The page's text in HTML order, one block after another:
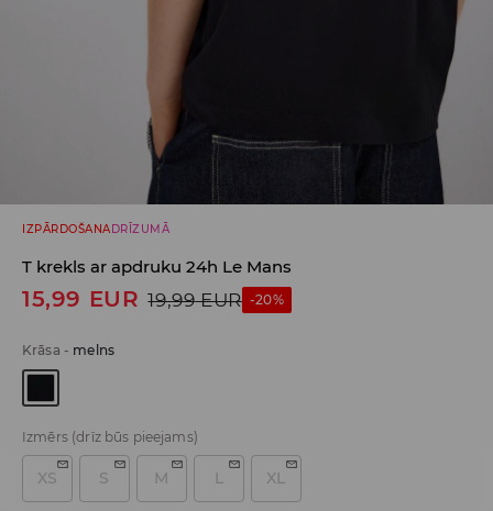
IZPĀRDOŠANA DRĪZUMĀ
T krekls ar apdruku 24h Le Mans
15,99 EUR 19,99 EUR -20%
Krāsa - melns
Izmērs (drīz būs pieejams)
XS S M L XL